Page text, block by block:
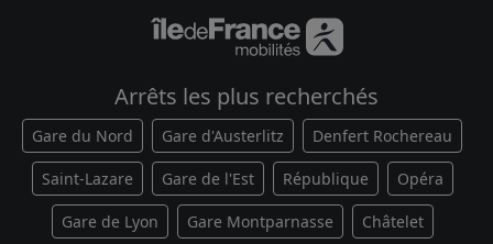
Arrêts les plus recherchés
Gare du Nord Gare d'Austerlitz Denfert Rochereau
Saint-Lazare Gare de l'Est République Opéra
Gare de Lyon Gare Montparnasse Châtelet